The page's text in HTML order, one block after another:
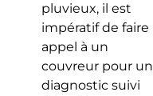
pluvieux, il est
impératif de faire
appel à un
couvreur pour un
diagnostic suivi